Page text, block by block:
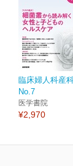
臨床婦人科産
No.7
医学書院
¥2,970